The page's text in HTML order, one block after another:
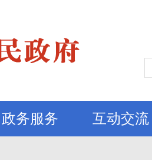
政务服务 互动交流